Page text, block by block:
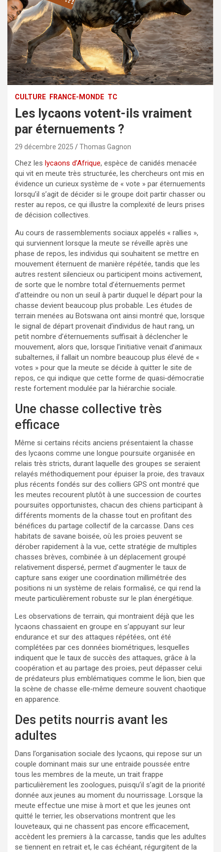
CULTURE FRANCE-MONDE TC
Les lycaons votent-ils vraiment
par éternuements ?
29 décembre 2025 Thomas Gagnon
Chez les lycaons d’Afrique, espèce de canidés menacée
qui vit en meute très structurée, les chercheurs ont mis en
évidence un curieux système de « vote » par éternuements
lorsqu’il s’agit de décider si le groupe doit partir chasser ou
rester au repos, ce qui illustre la complexité de leurs prises
de décision collectives.​
Au cours de rassemblements sociaux appelés « rallies »,
qui surviennent lorsque la meute se réveille après une
phase de repos, les individus qui souhaitent se mettre en
mouvement éternuent de manière répétée, tandis que les
autres restent silencieux ou participent moins activement,
de sorte que le nombre total d’éternuements permet
d’atteindre ou non un seuil à partir duquel le départ pour la
chasse devient beaucoup plus probable. Les études de
terrain menées au Botswana ont ainsi montré que, lorsque
le signal de départ provenait d’individus de haut rang, un
petit nombre d’éternuements suffisait à déclencher le
mouvement, alors que, lorsque l’initiative venait d’animaux
subalternes, il fallait un nombre beaucoup plus élevé de «
votes » pour que la meute se décide à quitter le site de
repos, ce qui indique que cette forme de quasi‑démocratie
reste fortement modulée par la hiérarchie sociale.​
Une chasse collective très
efficace
Même si certains récits anciens présentaient la chasse
des lycaons comme une longue poursuite organisée en
relais très stricts, durant laquelle des groupes se seraient
relayés méthodiquement pour épuiser la proie, des travaux
plus récents fondés sur des colliers GPS ont montré que
les meutes recourent plutôt à une succession de courtes
poursuites opportunistes, chacun des chiens participant à
différents moments de la chasse tout en profitant des
bénéfices du partage collectif de la carcasse. Dans ces
habitats de savane boisée, où les proies peuvent se
dérober rapidement à la vue, cette stratégie de multiples
chasses brèves, combinée à un déplacement groupé
relativement dispersé, permet d’augmenter le taux de
capture sans exiger une coordination millimétrée des
positions ni un système de relais formalisé, ce qui rend la
meute particulièrement robuste sur le plan énergétique.
Les observations de terrain, qui montraient déjà que les
lycaons chassaient en groupe en s’appuyant sur leur
endurance et sur des attaques répétées, ont été
complétées par ces données biométriques, lesquelles
indiquent que le taux de succès des attaques, grâce à la
coopération et au partage des proies, peut dépasser celui
de prédateurs plus emblématiques comme le lion, bien que
la scène de chasse elle‑même demeure souvent chaotique
en apparence.
Des petits nourris avant les
adultes
Dans l’organisation sociale des lycaons, qui repose sur un
couple dominant mais sur une entraide poussée entre
tous les membres de la meute, un trait frappe
particulièrement les zoologues, puisqu’il s’agit de la priorité
donnée aux jeunes au moment du nourrissage. Lorsque la
meute effectue une mise à mort et que les jeunes ont
quitté le terrier, les observations montrent que les
louveteaux, qui ne chassent pas encore efficacement,
accèdent les premiers à la carcasse, tandis que les adultes
se tiennent en retrait et, le cas échéant, régurgitent de la